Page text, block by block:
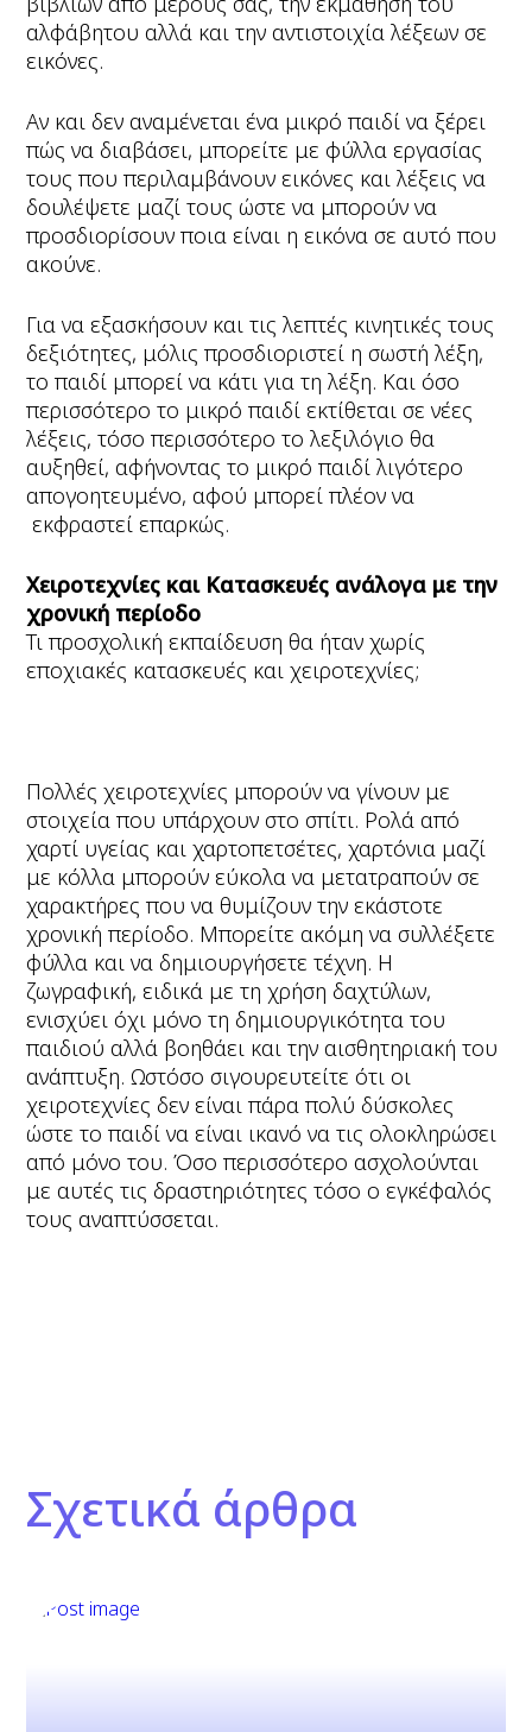
αλφάβητου αλλά και την αντιστοιχία λέξεων σε
εικόνες.
Αν και δεν αναμένεται ένα μικρό παιδί να ξέρει
πώς να διαβάσει, μπορείτε με φύλλα εργασίας
τους που περιλαμβάνουν εικόνες και λέξεις να
δουλέψετε μαζί τους ώστε να μπορούν να
προσδιορίσουν ποια είναι η εικόνα σε αυτό που
ακούνε.
Για να εξασκήσουν και τις λεπτές κινητικές τους
δεξιότητες, μόλις προσδιοριστεί η σωστή λέξη,
το παιδί μπορεί να κάτι για τη λέξη. Και όσο
περισσότερο το μικρό παιδί εκτίθεται σε νέες
λέξεις, τόσο περισσότερο το λεξιλόγιο θα
αυξηθεί, αφήνοντας το μικρό παιδί λιγότερο
απογοητευμένο, αφού μπορεί πλέον να
εκφραστεί επαρκώς.
Χειροτεχνίες και Κατασκευές ανάλογα με την
χρονική περίοδο
Τι προσχολική εκπαίδευση θα ήταν χωρίς
εποχιακές κατασκευές και χειροτεχνίες;
Πολλές χειροτεχνίες μπορούν να γίνουν με
στοιχεία που υπάρχουν στο σπίτι. Ρολά από
χαρτί υγείας και χαρτοπετσέτες, χαρτόνια μαζί
με κόλλα μπορούν εύκολα να μετατραπούν σε
χαρακτήρες που να θυμίζουν την εκάστοτε
χρονική περίοδο. Μπορείτε ακόμη να συλλέξετε
φύλλα και να δημιουργήσετε τέχνη. Η
ζωγραφική, ειδικά με τη χρήση δαχτύλων,
ενισχύει όχι μόνο τη δημιουργικότητα του
παιδιού αλλά βοηθάει και την αισθητηριακή του
ανάπτυξη. Ωστόσο σιγουρευτείτε ότι οι
χειροτεχνίες δεν είναι πάρα πολύ δύσκολες
ώστε το παιδί να είναι ικανό να τις ολοκληρώσει
από μόνο του. Όσο περισσότερο ασχολούνται
με αυτές τις δραστηριότητες τόσο ο εγκέφαλός
τους αναπτύσσεται.
Σχετικά άρθρα